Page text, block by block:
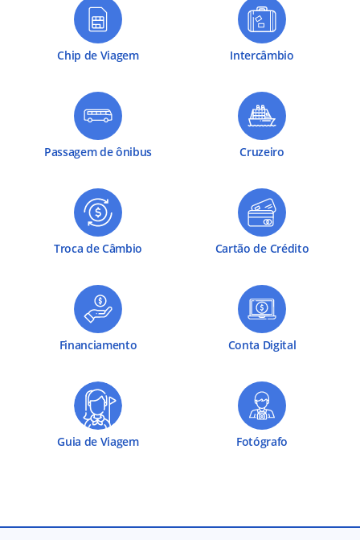
Chip de Viagem Intercâmbio
Passagem de ônibus Cruzeiro
Troca de Câmbio Cartão de Crédito
Financiamento Conta Digital
Guia de Viagem Fotógrafo